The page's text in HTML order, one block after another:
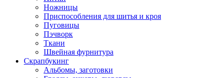
Ножницы
Приспособления для шитья и кроя
Пуговицы
Пэчворк
Ткани
Швейная фурнитура
Скрапбукинг
Альбомы, заготовки